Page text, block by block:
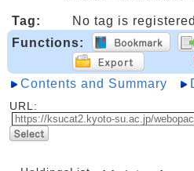
Tag:
No tag is registered
Functions:
Contents and Summary
URL: